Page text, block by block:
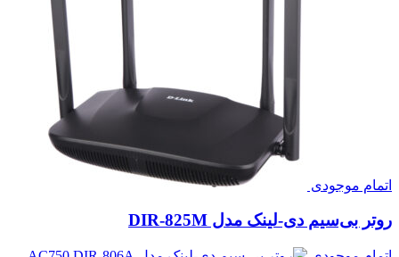
اتمام موجودی
روتر بی‌سیم دی-لینک مدل DIR-825M